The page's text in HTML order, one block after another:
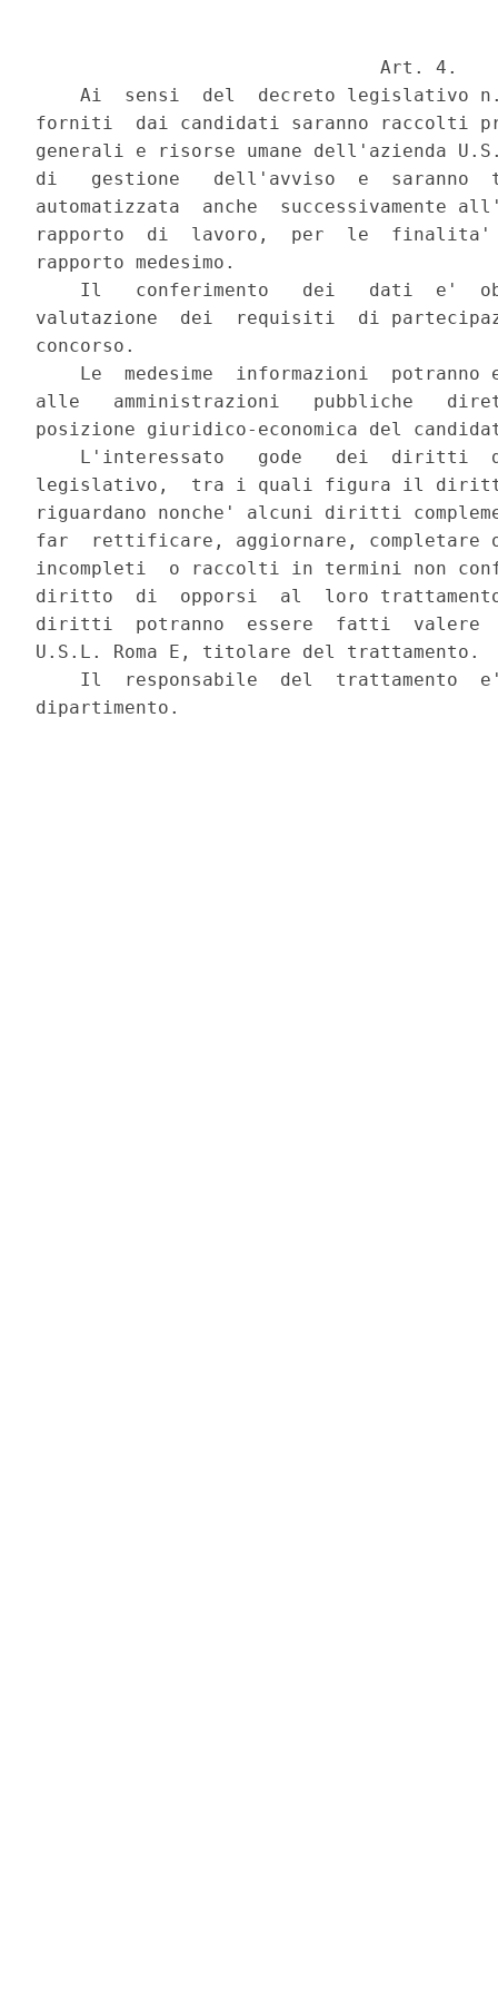
                               Art. 4.
Ai  sensi  del  decreto legislativo
forniti  dai candidati saranno raccolti
generali e risorse umane dell'azienda
di   gestione   dell'avviso  e  saranno
automatizzata  anche  successivamente
rapporto  di  lavoro,  per  le  finalita'
rapporto medesimo.
Il   conferimento   dei   dati  e'
valutazione  dei  requisiti  di
concorso.
Le  medesime  informazioni  potranno
alle   amministrazioni   pubbliche
posizione giuridico-economica del
L'interessato   gode   dei  diritti
legislativo,  tra i quali figura il diritto
riguardano nonche' alcuni diritti
far  rettificare, aggiornare, completare
incompleti  o raccolti in termini non
diritto  di  opporsi  al  loro
diritti  potranno  essere  fatti  valere
U.S.L. Roma E, titolare del trattamento.
Il  responsabile  del  trattamento